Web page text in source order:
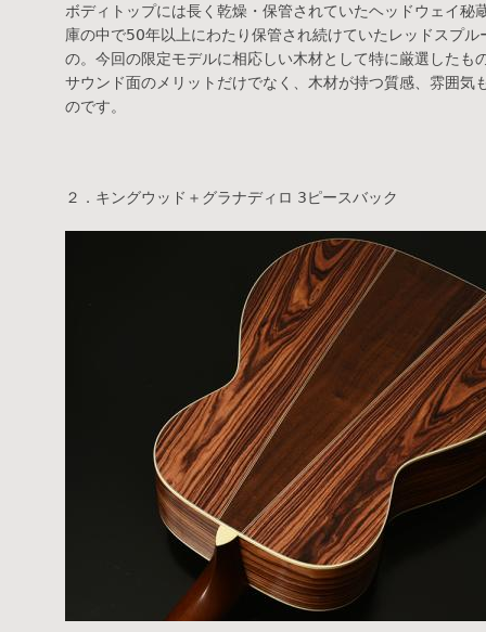
ボディトップには長く乾燥・保管されていたヘッドウェイ秘
庫の中で50年以上にわたり保管され続けていたレッドスプ
の。今回の限定モデルに相応しい木材として特に厳選したも
サウンド面のメリットだけでなく、木材が持つ質感、雰囲気
のです。
２．キングウッド＋グラナディロ 3ピースバック